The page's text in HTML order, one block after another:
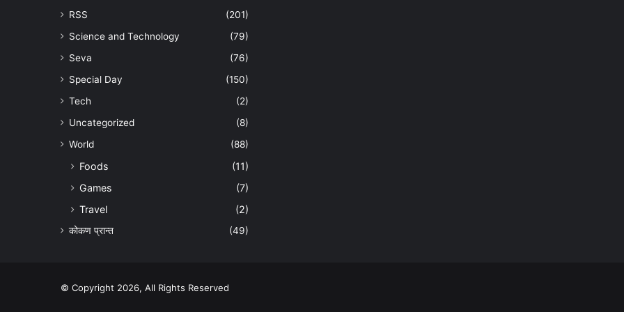
RSS
(201)
Science and Technology
(79)
Seva
(76)
Special Day
(150)
Tech
(2)
Uncategorized
(8)
World
(88)
Foods
(11)
Games
(7)
Travel
(2)
कोकण प्रान्त (49)
© Copyright 2026, All Rights Reserved